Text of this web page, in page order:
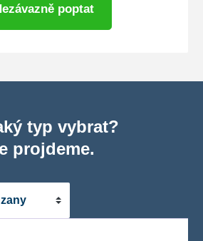
poptat
typ vybrat?
projdeme.